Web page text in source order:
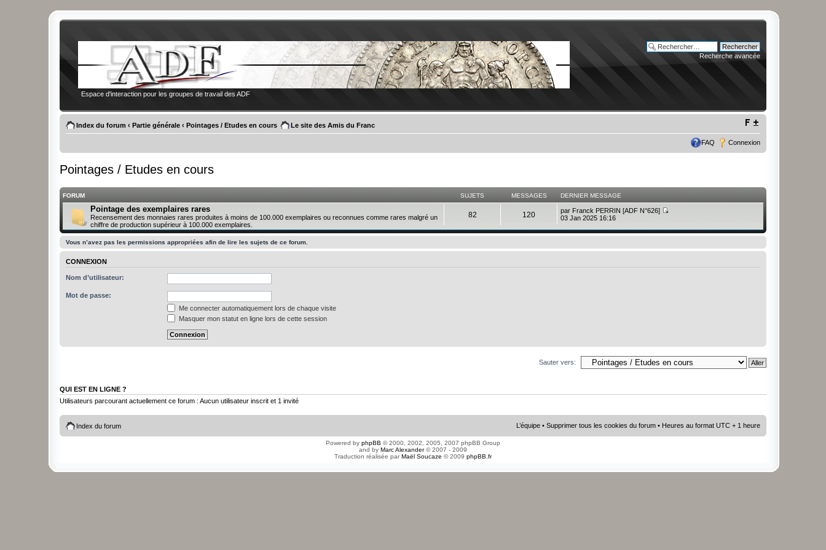
Espace d'interaction pour les groupes de travail des ADF
Recherche avancée
Index du forum ‹ Partie générale ‹ Pointages / Etudes en cours Le site des Amis du Franc
FAQ Connexion
Pointages / Etudes en cours
FORUM SUJETS MESSAGES DERNIER MESSAGE
Pointage des exemplaires rares
Recensement des monnaies rares produites à moins de 100.000 exemplaires ou reconnues comme rares malgré un
chiffre de production supérieur à 100.000 exemplaires.
82 120 par Franck PERRIN [ADF N°626]
03 Jan 2025 16:16
Vous n’avez pas les permissions appropriées afin de lire les sujets de ce forum.
CONNEXION
Nom d’utilisateur:
Mot de passe:
Me connecter automatiquement lors de chaque visite
Masquer mon statut en ligne lors de cette session
Sauter vers:
QUI EST EN LIGNE ?
Utilisateurs parcourant actuellement ce forum : Aucun utilisateur inscrit et 1 invité
Index du forum L’équipe • Supprimer tous les cookies du forum • Heures au format UTC + 1 heure
Powered by phpBB © 2000, 2002, 2005, 2007 phpBB Group
and by Marc Alexander© 2007 - 2009
Traduction réalisée parMaël Soucaze © 2009 phpBB.fr